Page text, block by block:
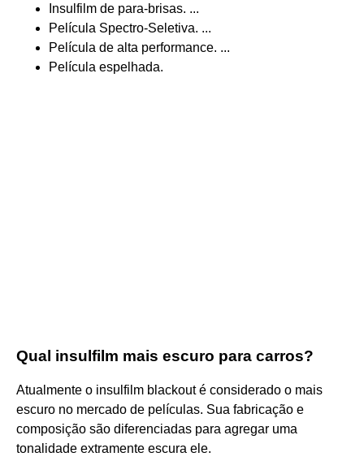
Insulfilm de para-brisas. ...
Película Spectro-Seletiva. ...
Película de alta performance. ...
Película espelhada.
Qual insulfilm mais escuro para carros?
Atualmente o insulfilm blackout é considerado o mais
escuro no mercado de películas. Sua fabricação e
composição são diferenciadas para agregar uma
tonalidade extramente escura ele.